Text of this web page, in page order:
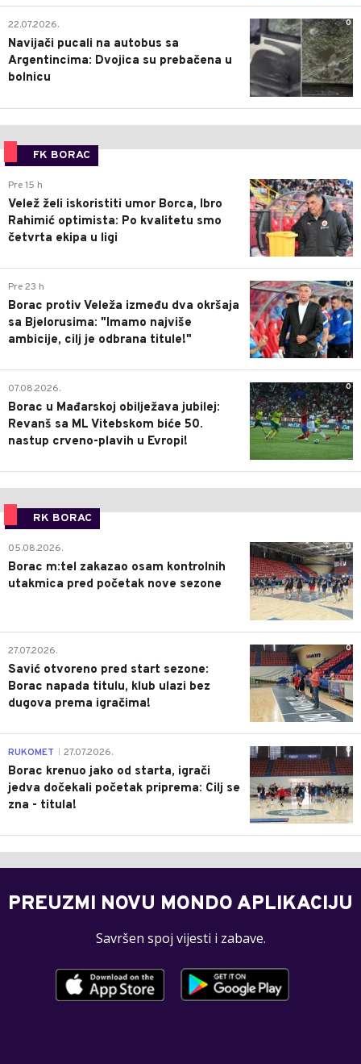
0
22.07.2026.
Navijači pucali na autobus sa
Argentincima: Dvojica su prebačena u
bolnicu
FK BORAC
0
Pre 15 h
Velež želi iskoristiti umor Borca, Ibro
Rahimić optimista: Po kvalitetu smo
četvrta ekipa u ligi
0
Pre 23 h
Borac protiv Veleža između dva okršaja
sa Bjelorusima: "Imamo najviše
ambicije, cilj je odbrana titule!"
0
07.08.2026.
Borac u Mađarskoj obilježava jubilej:
Revanš sa ML Vitebskom biće 50.
nastup crveno-plavih u Evropi!
RK BORAC
0
05.08.2026.
Borac m:tel zakazao osam kontrolnih
utakmica pred početak nove sezone
0
27.07.2026.
Savić otvoreno pred start sezone:
Borac napada titulu, klub ulazi bez
dugova prema igračima!
0
RUKOMET 27.07.2026.
Borac krenuo jako od starta, igrači
jedva dočekali početak priprema: Cilj se
zna - titula!
PREUZMI NOVU MONDO APLIKACIJU
Savršen spoj vijesti i zabave.